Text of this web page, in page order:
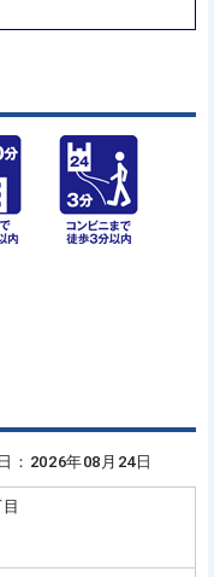
：2026年08月24日